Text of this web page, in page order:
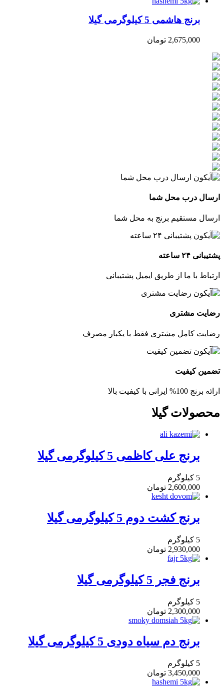
برنج هاشمی 5 کیلوگرمی گیلا
2,675,000 تومان
ارسال درب محل شما
ارسال مستقیم برنج به محل شما
پشتیبانی ۲۴ ساعته
ارتباط با ما از طریق ایمیل پشتیبانی
رضایت مشتری
رضایت کامل مشتری فقط با یکبار مصرف
تضمین کیفیت
ارائه برنج 100% ایرانی با کیفیت بالا
محصولات گیلا
برنج علی کاظمی 5 کیلوگرمی گیلا
5 کیلوگرم
2,600,000 تومان
برنج کشت دوم 5 کیلوگرمی گیلا
5 کیلوگرم
2,930,000 تومان
برنج فجر 5 کیلوگرمی گیلا
5 کیلوگرم
2,300,000 تومان
برنج دم سیاه دودی 5 کیلوگرمی گیلا
5 کیلوگرم
3,450,000 تومان